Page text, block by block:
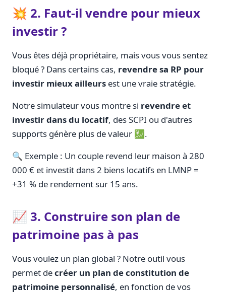
💥 2. Faut-il vendre pour mieux
investir ?
Vous êtes déjà propriétaire, mais vous vous sentez
bloqué ? Dans certains cas, revendre sa RP pour
investir mieux ailleurs est une vraie stratégie.
Notre simulateur vous montre si revendre et
investir dans du locatif, des SCPI ou d'autres
supports génère plus de valeur 💹.
🔍 Exemple : Un couple revend leur maison à 280
000 € et investit dans 2 biens locatifs en LMNP =
+31 % de rendement sur 15 ans.
📈 3. Construire son plan de
patrimoine pas à pas
Vous voulez un plan global ? Notre outil vous
permet decréer un plan de constitution de
patrimoine personnalisé, en fonction de vos